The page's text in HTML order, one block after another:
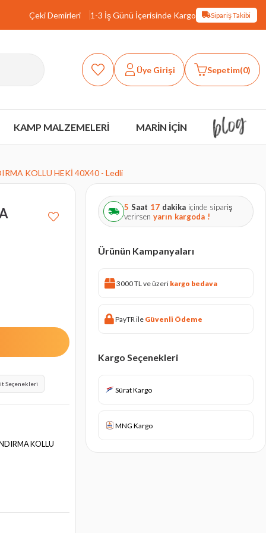
Çeki Demirleri 1-3 İş Günü İçerisinde Kargo Sipariş Takibi
Üye Girişi Sepetim 0
KAMP MALZEMELERİ MARİN İÇİN
KOLLU HEKİ 40X40 - Ledli
Seçenekleri
KOLLU
5 Saat 17 dakika içinde sipariş
verirsen yarın kargoda !
Ürünün Kampanyaları
3000 TL ve üzeri kargo bedava
PayTR ile Güvenli Ödeme
Kargo Seçenekleri
Sürat Kargo
MNG Kargo